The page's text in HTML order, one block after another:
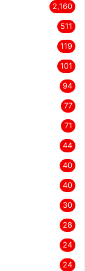
2,160
511
119
101
94
77
71
44
40
40
30
28
24
24